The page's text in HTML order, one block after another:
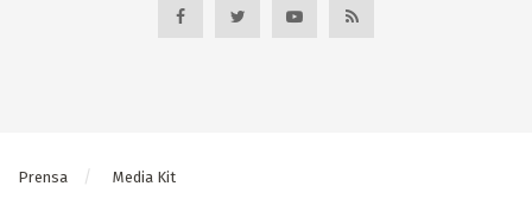
Prensa Media Kit